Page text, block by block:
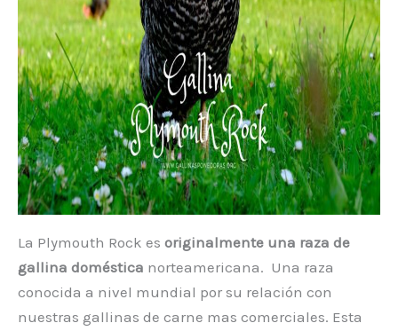
La Plymouth Rock es originalmente una raza de
gallina doméstica norteamericana. Una raza
conocida a nivel mundial por su relación con
nuestras gallinas de carne mas comerciales. Esta